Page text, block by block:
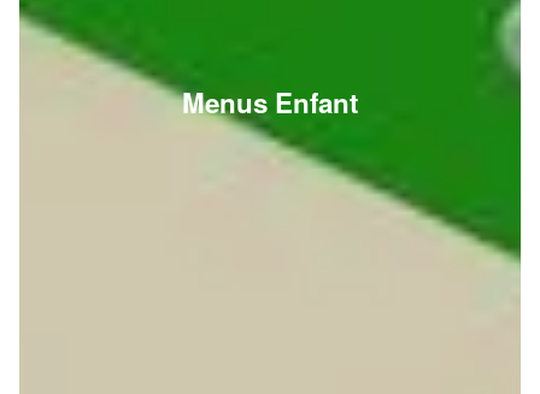
Menus Enfant